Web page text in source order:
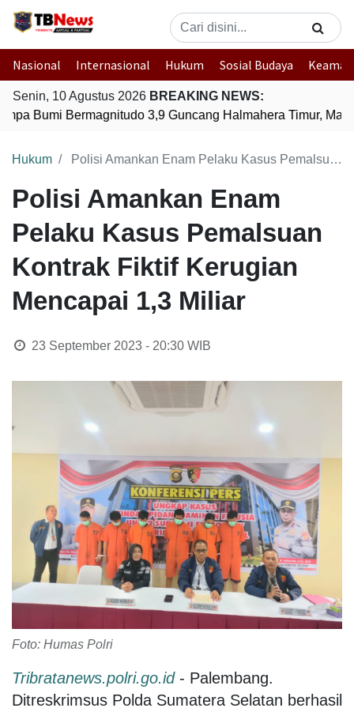
Nasional Internasional Hukum Sosial Budaya
Senin, 10 Agustus 2026 BREAKING NEWS:
Bumi Bermagnitudo 3,9 Guncang Halmahera Timur,
Hukum Polisi Amankan Enam Pelaku Kasus Pemalsuan Kontrak Fiktif Kerugian Mencapai 1,3 Miliar
Polisi Amankan Enam
Pelaku Kasus Pemalsuan
Kontrak Fiktif Kerugian
Mencapai 1,3 Miliar
23 September 2023 - 20:30WIB
Foto: Humas Polri
Tribratanews.polri.go.id- Palembang.
Ditreskrimsus Polda Sumatera Selatan berhasil